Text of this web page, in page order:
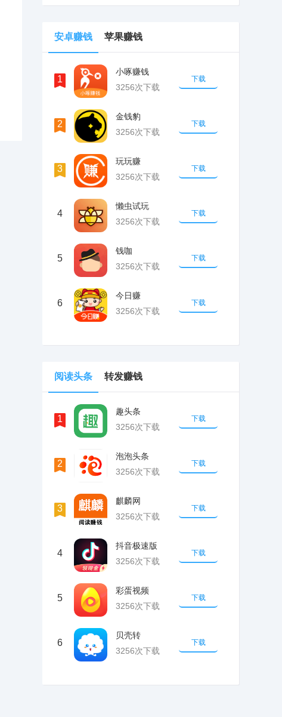
安卓赚钱 苹果赚钱
1
小啄赚钱
3256次下载
下载
2
金钱豹
3256次下载
下载
3
玩玩赚
3256次下载
下载
4
懒虫试玩
3256次下载
下载
5
钱咖
3256次下载
下载
6
今日赚
3256次下载
下载
阅读头条 转发赚钱
1
趣头条
3256次下载
下载
2
泡泡头条
3256次下载
下载
3
麒麟网
3256次下载
下载
4
抖音极速版
3256次下载
下载
5
彩蛋视频
3256次下载
下载
6
贝壳转
3256次下载
下载